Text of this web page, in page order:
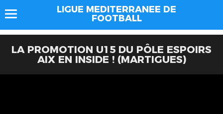
LIGUE MEDITERRANEE DE
FOOTBALL
LA PROMOTION U15 DU PÔLE ESPOIRS
AIX EN INSIDE ! (MARTIGUES)